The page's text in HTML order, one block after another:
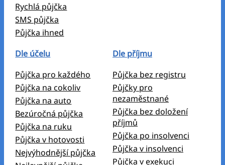
Rychlá půjčka
SMS půjčka
Půjčka ihned
Dle účelu
Půjčka pro každého
Půjčka na cokoliv
Půjčka na auto
Bezúročná půjčka
Půjčka na ruku
Půjčka v hotovosti
Nejvýhodnější půjčka
Dle příjmu
Půjčka bez registru
Půjčky pro
nezaměstnané
Půjčka bez doložení
příjmů
Půjčka po insolvenci
Půjčka v insolvenci
Půjčka v exekuci